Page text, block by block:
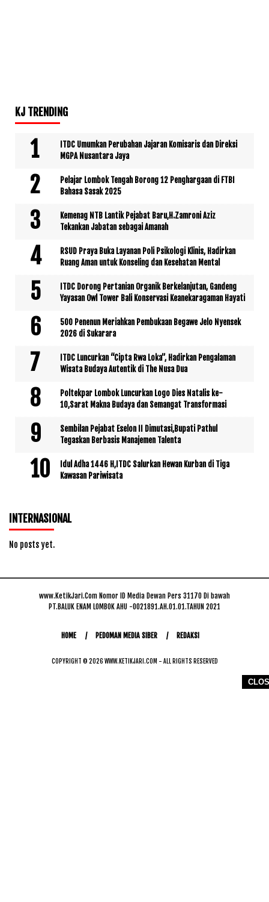
KJ TRENDING
ITDC Umumkan Perubahan Jajaran Komisaris dan Direksi
MGPA Nusantara Jaya
Pelajar Lombok Tengah Borong 12 Penghargaan di FTBI
Bahasa Sasak 2025
Kemenag NTB Lantik Pejabat Baru,H.Zamroni Aziz
Tekankan Jabatan sebagai Amanah
RSUD Praya Buka Layanan Poli Psikologi Klinis, Hadirkan
Ruang Aman untuk Konseling dan Kesehatan Mental
ITDC Dorong Pertanian Organik Berkelanjutan, Gandeng
Yayasan Owl Tower Bali Konservasi Keanekaragaman Hayati
500 Penenun Meriahkan Pembukaan Begawe Jelo Nyensek
2026 di Sukarara
ITDC Luncurkan “Cipta Rwa Loka”, Hadirkan Pengalaman
Wisata Budaya Autentik di The Nusa Dua
Poltekpar Lombok Luncurkan Logo Dies Natalis ke-
10,Sarat Makna Budaya dan Semangat Transformasi
Sembilan Pejabat Eselon II Dimutasi,Bupati Pathul
Tegaskan Berbasis Manajemen Talenta
Idul Adha 1446 H,ITDC Salurkan Hewan Kurban di Tiga
Kawasan Pariwisata
INTERNASIONAL
No posts yet.
www.KetikJari.Com Nomor ID Media Dewan Pers 31170 Di bawah
PT.BALUK ENAM LOMBOK AHU -0021891.AH.01.01.TAHUN 2021
HOME PEDOMAN MEDIA SIBER REDAKSI
COPYRIGHT © 2026 WWW.KETIKJARI.COM - ALL RIGHTS RESERVED